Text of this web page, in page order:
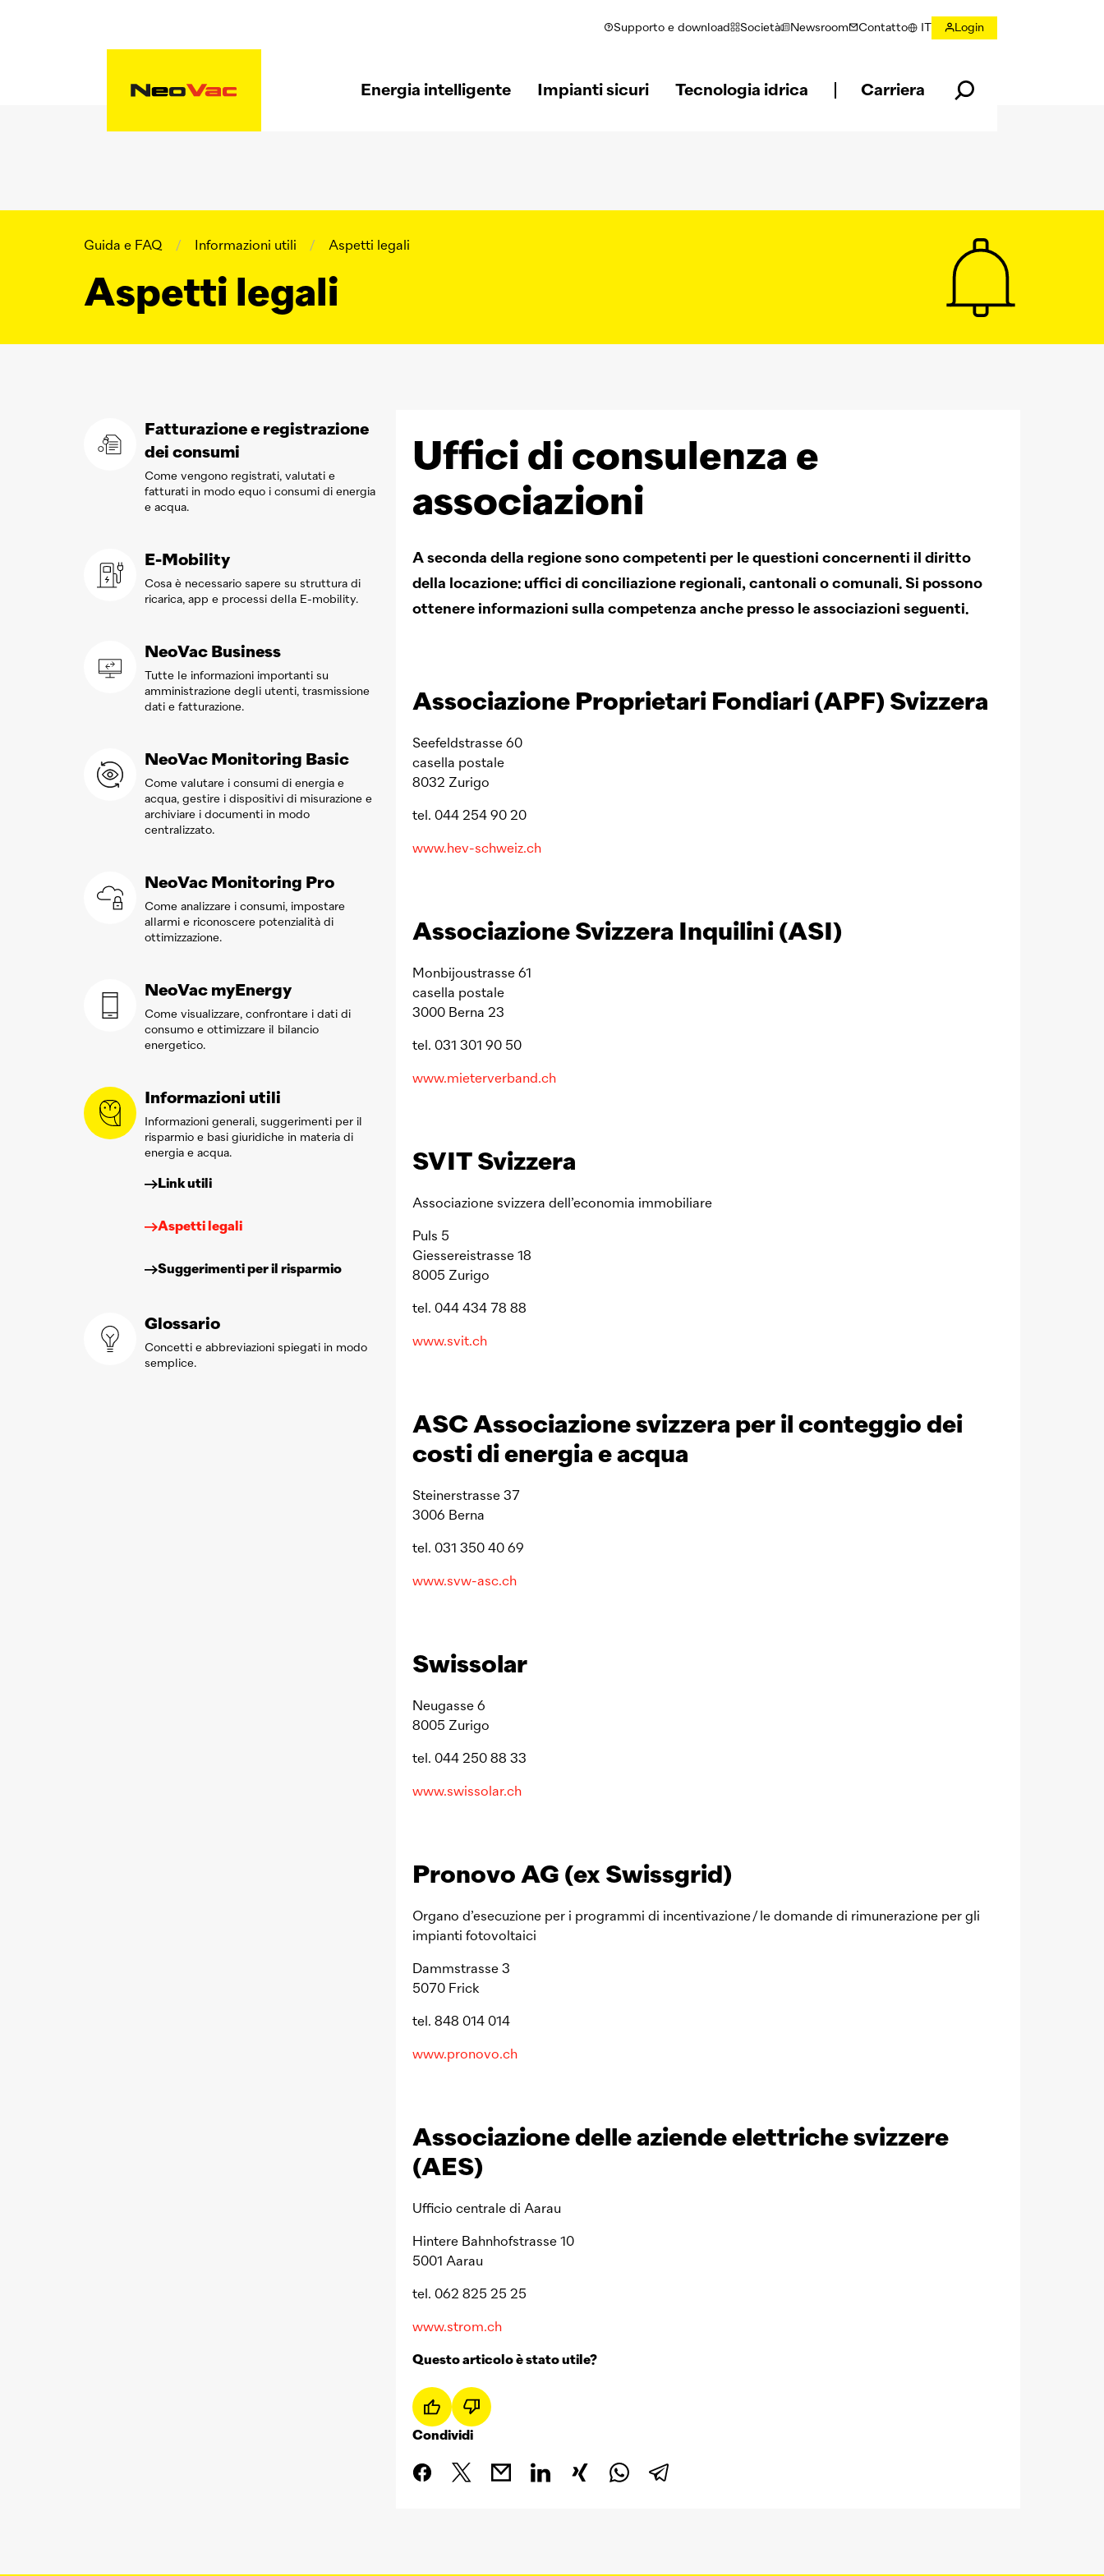
Supporto e download Società Newsroom ContattoSelezionare la lingua
Login
Energia intelligente Impianti sicuri Tecnologia idrica Carriera
Guida e FAQ / Informazioni utili / Aspetti legali
Aspetti legali
Fatturazione e registrazione
dei consumi
Come vengono registrati, valutati e
fatturati in modo equo i consumi di energia
e acqua.
E-Mobility
Cosa è necessario sapere su struttura di
ricarica, app e processi della E-mobility.
NeoVac Business
Tutte le informazioni importanti su
amministrazione degli utenti, trasmissione
dati e fatturazione.
NeoVac Monitoring Basic
Come valutare i consumi di energia e
acqua, gestire i dispositivi di misurazione e
archiviare i documenti in modo
centralizzato.
NeoVac Monitoring Pro
Come analizzare i consumi, impostare
allarmi e riconoscere potenzialità di
ottimizzazione.
NeoVac myEnergy
Come visualizzare, confrontare i dati di
consumo e ottimizzare il bilancio
energetico.
Informazioni utili
Informazioni generali, suggerimenti per il
risparmio e basi giuridiche in materia di
energia e acqua.
Link utili
Aspetti legali
Suggerimenti per il risparmio
Glossario
Concetti e abbreviazioni spiegati in modo
semplice.
Uffici di consulenza e
associazioni
A seconda della regione sono competenti per le questioni concernenti il diritto
della locazione: uffici di conciliazione regionali, cantonali o comunali. Si possono
ottenere informazioni sulla competenza anche presso le associazioni seguenti.
Associazione Proprietari Fondiari (APF) Svizzera
Seefeldstrasse 60
casella postale
8032 Zurigo
tel. 044 254 90 20
www.hev-schweiz.ch
Associazione Svizzera Inquilini (ASI)
Monbijoustrasse 61
casella postale
3000 Berna 23
tel. 031 301 90 50
www.mieterverband.ch
SVIT Svizzera
Associazione svizzera dell’economia immobiliare
Puls 5
Giessereistrasse 18
8005 Zurigo
tel. 044 434 78 88
www.svit.ch
ASC Associazione svizzera per il conteggio dei
costi di energia e acqua
Steinerstrasse 37
3006 Berna
tel. 031 350 40 69
www.svw-asc.ch
Swissolar
Neugasse 6
8005 Zurigo
tel. 044 250 88 33
www.swissolar.ch
Pronovo AG (ex Swissgrid)
Organo d’esecuzione per i programmi di incentivazione / le domande di rimunerazione per gli
impianti fotovoltaici
Dammstrasse 3
5070 Frick
tel. 848 014 014
www.pronovo.ch
Associazione delle aziende elettriche svizzere
(AES)
Ufficio centrale di Aarau
Hintere Bahnhofstrasse 10
5001 Aarau
tel. 062 825 25 25
www.strom.ch
Questo articolo è stato utile?
Condividi